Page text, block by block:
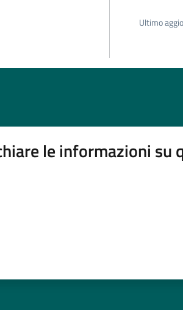
Ultimo
le informazioni su